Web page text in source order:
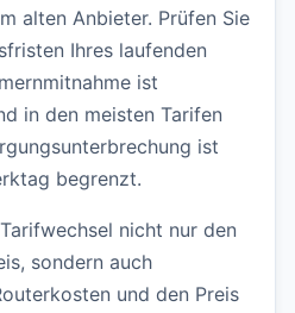
alten Anbieter. Prüfen Sie
Ihres laufenden
ist
in den meisten Tarifen
ist
begrenzt.
nicht nur den
sondern auch
und den Preis